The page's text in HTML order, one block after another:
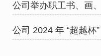
公司举办职工书、画
公司 2024 年 “超越杯